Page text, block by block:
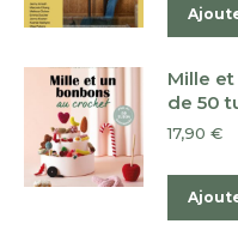
Mille
de 50
17,90 €